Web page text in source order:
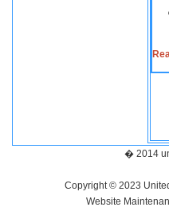
� 2014
Copyright © 2023
Website